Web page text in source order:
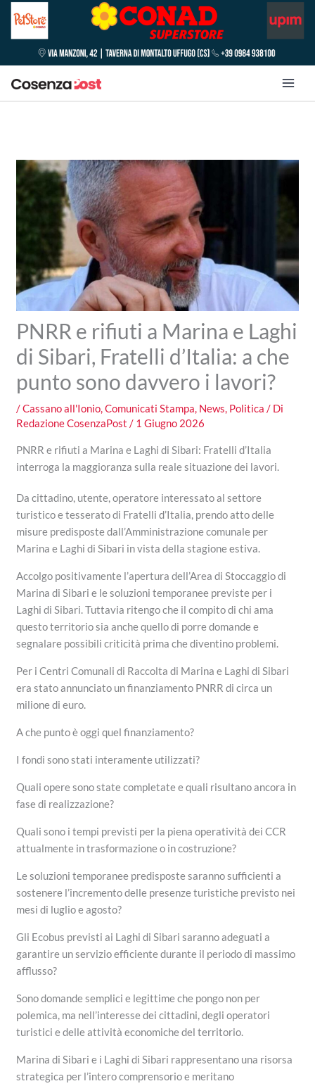
PNRR e rifiuti a Marina e Laghi
di Sibari, Fratelli d’Italia: a che
punto sono davvero i lavori?
/Cassano all'Ionio,Comunicati Stampa, News, Politica / Di
Redazione CosenzaPost/ 1 Giugno 2026
PNRR e rifiuti a Marina e Laghi di Sibari: Fratelli d’Italia
interroga la maggioranza sulla reale situazione dei lavori.
Da cittadino, utente, operatore interessato al settore
turistico e tesserato di Fratelli d’Italia, prendo atto delle
misure predisposte dall’Amministrazione comunale per
Marina e Laghi di Sibari in vista della stagione estiva.
Accolgo positivamente l’apertura dell’Area di Stoccaggio di
Marina di Sibari e le soluzioni temporanee previste per i
Laghi di Sibari. Tuttavia ritengo che il compito di chi ama
questo territorio sia anche quello di porre domande e
segnalare possibili criticità prima che diventino problemi.
Per i Centri Comunali di Raccolta di Marina e Laghi di Sibari
era stato annunciato un finanziamento PNRR di circa un
milione di euro.
A che punto è oggi quel finanziamento?
I fondi sono stati interamente utilizzati?
Quali opere sono state completate e quali risultano ancora in
fase di realizzazione?
Quali sono i tempi previsti per la piena operatività dei CCR
attualmente in trasformazione o in costruzione?
Le soluzioni temporanee predisposte saranno sufficienti a
sostenere l’incremento delle presenze turistiche previsto nei
mesi di luglio e agosto?
Gli Ecobus previsti ai Laghi di Sibari saranno adeguati a
garantire un servizio efficiente durante il periodo di massimo
afflusso?
Sono domande semplici e legittime che pongo non per
polemica, ma nell’interesse dei cittadini, degli operatori
turistici e delle attività economiche del territorio.
Marina di Sibari e i Laghi di Sibari rappresentano una risorsa
strategica per l’intero comprensorio e meritano